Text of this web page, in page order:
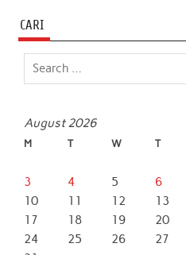
o
o
e
r
A
d
CARI
August 2026
M T W T
3
4 5 6
10
11 12 13
17
18 19 20
24
25 26 27